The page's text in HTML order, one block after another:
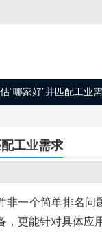
“哪家好”并匹配工业
工业需求
非一个简单排名
更能针对具体应